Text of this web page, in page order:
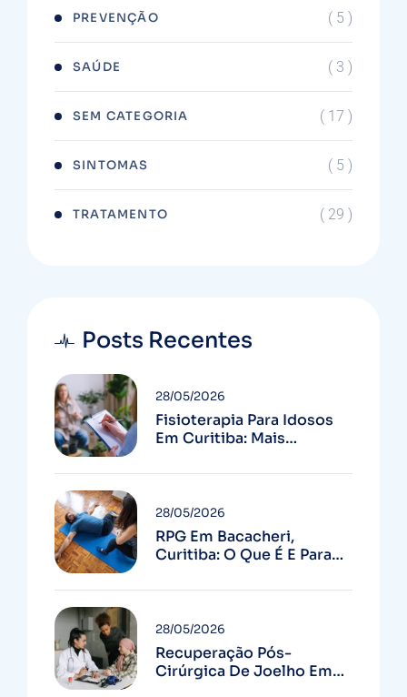
PREVENÇÃO ( 5 )
SAÚDE ( 3 )
SEM CATEGORIA ( 17 )
SINTOMAS ( 5 )
TRATAMENTO ( 29 )
Posts Recentes
Fisioterapia Para Idosos
Em Curitiba: Mais
Quedas
28/05/2026
RPG Em Bacacheri,
Curitiba: O Que É E Para
28/05/2026
Recuperação Pós-
Cirúrgica De Joelho Em
28/05/2026